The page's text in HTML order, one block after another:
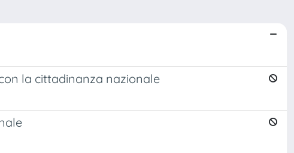
la cittadinanza nazionale